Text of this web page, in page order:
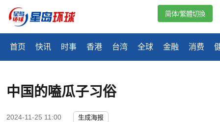
首页 快讯 时事 香港 台湾 全球 金融 消费
简体/繁體切換
中国的嗑瓜子习俗
2024-11-25 11:00 生成海报